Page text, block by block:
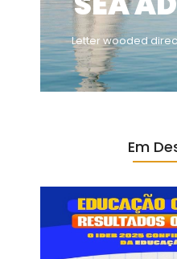
Letter wooded
Em